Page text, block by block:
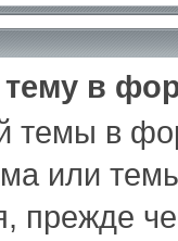
тему в
темы в
или
прежде